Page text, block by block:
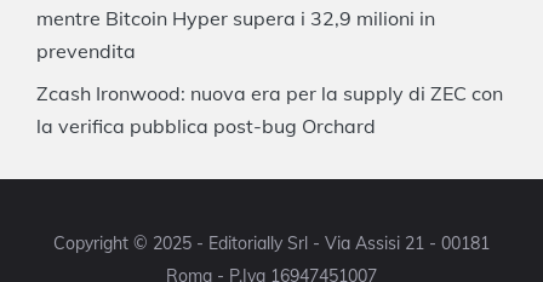
mentre Bitcoin Hyper supera i 32,9 milioni in
prevendita
Zcash Ironwood: nuova era per la supply di ZEC con
la verifica pubblica post-bug Orchard
Copyright © 2025 - Editorially Srl - Via Assisi 21 - 00181
Roma - P.Iva 16947451007